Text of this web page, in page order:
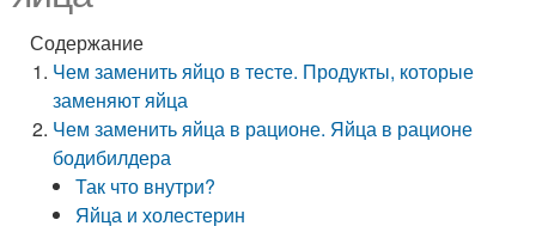
Содержание
Чем заменить яйцо в тесте. Продукты, которые
заменяют яйца
Чем заменить яйца в рационе. Яйца в рационе
бодибилдера
Так что внутри?
Яйца и холестерин